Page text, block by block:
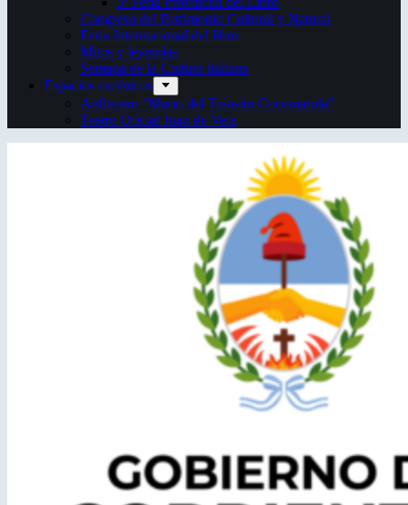
Congreso del Patrimonio Cultural y Natural
Feria Internacional del libro
Mitos y leyendas
Semana de la Cultura Italiana
Espacios escénicos
Anfiteatro “Mario del Tránsito Cocomarola”
Teatro Oficial Juan de Vera